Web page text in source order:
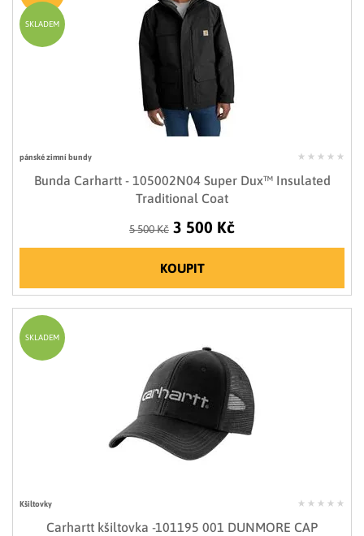
pánské zimní bundy
Bunda Carhartt - 105002N04 Super Dux™ Insulated
Traditional Coat
5 500 Kč 3 500 Kč
KOUPIT
SKLADEM
Kšiltovky
Carhartt kšiltovka -101195 001 DUNMORE CAP
SKLADEM